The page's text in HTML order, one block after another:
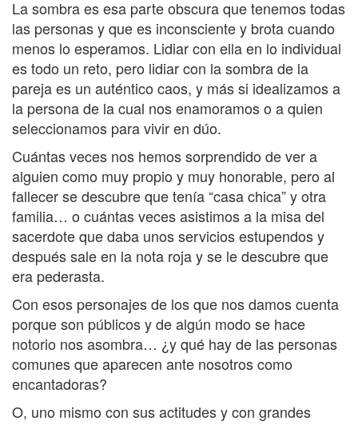
La sombra es esa parte obscura que tenemos todas
las personas y que es inconsciente y brota cuando
menos lo esperamos. Lidiar con ella en lo individual
es todo un reto, pero lidiar con la sombra de la
pareja es un auténtico caos, y más si idealizamos a
la persona de la cual nos enamoramos o a quien
seleccionamos para vivir en dúo.
Cuántas veces nos hemos sorprendido de ver a
alguien como muy propio y muy honorable, pero al
fallecer se descubre que tenía “casa chica” y otra
familia… o cuántas veces asistimos a la misa del
sacerdote que daba unos servicios estupendos y
después sale en la nota roja y se le descubre que
era pederasta.
Con esos personajes de los que nos damos cuenta
porque son públicos y de algún modo se hace
notorio nos asombra… ¿y qué hay de las personas
comunes que aparecen ante nosotros como
encantadoras?
O, uno mismo con sus actitudes y con grandes